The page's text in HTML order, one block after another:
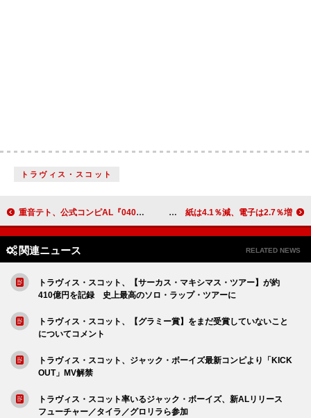
トラヴィス・スコット
重音テト、公式コンピAL『0401 – The Best Days of 重音テト 2026』全収録内容が解禁 2025年出版市場発表 紙は4.1％減、電子は2.7％増
関連ニュース RELATED NEWS
トラヴィス・スコット、【サーカス・マキシマス・ツアー】が約
410億円を記録 史上最高のソロ・ラップ・ツアーに
トラヴィス・スコット、【グラミー賞】をまだ受賞していないこと
についてコメント
トラヴィス・スコット、ジャック・ボーイズ最新コンピより「KICK
OUT」MV解禁
トラヴィス・スコット率いるジャック・ボーイズ、新ALリリース
フューチャー／タイラ／グロリラら参加